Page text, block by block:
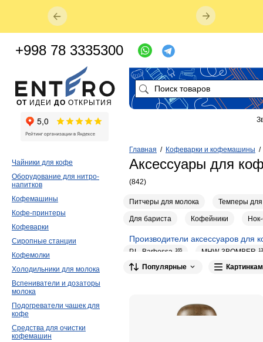
Главная / Кофеварки и кофемашины
Аксессуары для
(842)
Питчеры для молока Темперы
Для бариста Кофейники
Производители аксессуаров
P.L. Barbossa 165 MHW-3BOMBER
MOTTA 51 P.L. Proff Cuisine 41
Bravilor Bonamat
Популярные
Чайники для кофе
Оборудование для нитро-
напитков
Кофемашины
Кофе-принтеры
Кофеварки
Сиропные станции
Кофемолки
Холодильники для молока
Вспениватели и дозаторы
молока
Подогреватели чашек для
кофе
Средства для очистки
кофемашин
ОТ ИДЕИ ДО ОТКРЫТИЯ
+998 78 3335300